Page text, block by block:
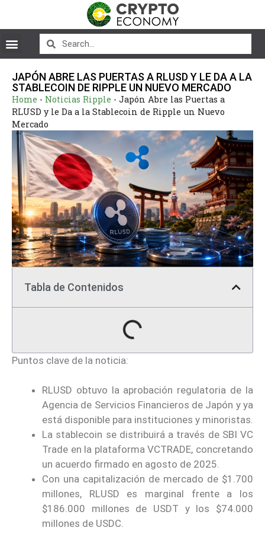
JAPÓN ABRE LAS PUERTAS A RLUSD Y LE DA A LA
STABLECOIN DE RIPPLE UN NUEVO MERCADO
Home - Noticias Ripple - Japón Abre las Puertas a
RLUSD y le Da a la Stablecoin de Ripple un Nuevo
Mercado
Tabla de Contenidos
Puntos clave de la noticia:
RLUSD obtuvo la aprobación regulatoria de la
Agencia de Servicios Financieros de Japón y ya
está disponible para instituciones y minoristas.
La stablecoin se distribuirá a través de SBI VC
Trade en la plataforma VCTRADE, concretando
un acuerdo firmado en agosto de 2025.
Con una capitalización de mercado de $1.700
millones, RLUSD es marginal frente a los
$186.000 millones de USDT y los $74.000
millones de USDC.